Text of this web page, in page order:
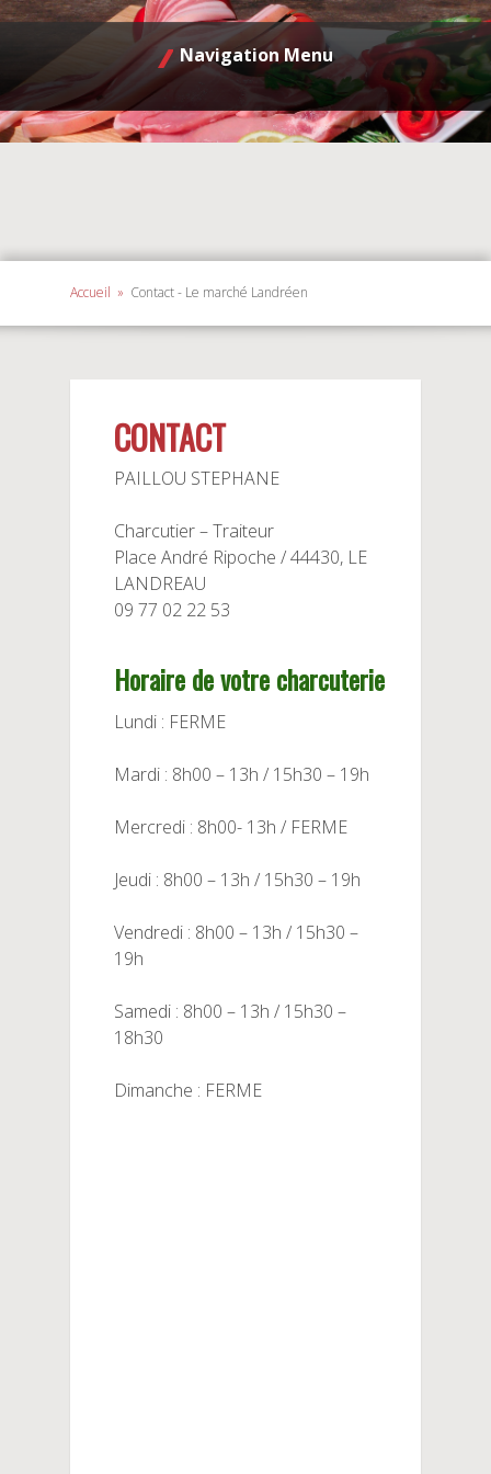
Navigation Menu
Accueil » Contact - Le marché Landréen
CONTACT
PAILLOU STEPHANE
Charcutier – Traiteur
Place André Ripoche / 44430, LE
LANDREAU
09 77 02 22 53
Horaire de votre charcuterie
Lundi : FERME
Mardi : 8h00 – 13h / 15h30 – 19h
Mercredi : 8h00- 13h / FERME
Jeudi : 8h00 – 13h / 15h30 – 19h
Vendredi : 8h00 – 13h / 15h30 –
19h
Samedi : 8h00 – 13h / 15h30 –
18h30
Dimanche : FERME